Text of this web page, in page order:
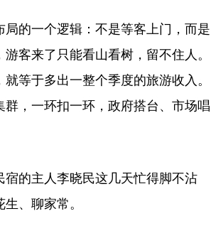
的一个逻辑：不是等客上门，而是
客来了只能看山看树，留不住人。
等于多出一整个季度的旅游收入。
，一环扣一环，政府搭台、市场唱
的主人李晓民这几天忙得脚不沾
、聊家常。